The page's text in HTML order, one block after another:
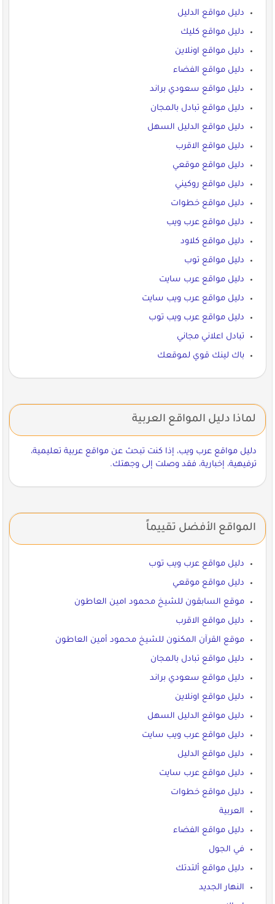
دليل مواقع الدليل
دليل مواقع كليك
دليل مواقع اونلاين
دليل مواقع الفضاء
دليل مواقع سعودي براند
دليل مواقع تبادل بالمجان
دليل مواقع الدليل السهل
دليل مواقع الاقرب
دليل مواقع موقعي
دليل مواقع روكيني
دليل مواقع خطوات
دليل مواقع عرب ويب
دليل مواقع كلاود
دليل مواقع توب
دليل مواقع عرب سايت
دليل مواقع عرب ويب سايت
دليل مواقع عرب ويب توب
تبادل اعلاني مجاني
باك لينك قوي لموقعك
لماذا دليل المواقع العربية
دليل مواقع عرب ويب، إذا كنت تبحث عن مواقع عربية تعليمية،
ترفيهية، إخبارية، فقد وصلت إلى وجهتك.
المواقع الأفضل تقييماً
دليل مواقع عرب ويب توب
دليل مواقع موقعي
موقع السابقون للشيخ محمود امين العاطون
دليل مواقع الاقرب
موقع القرآن المكنون للشيخ محمود أمين العاطون
دليل مواقع تبادل بالمجان
دليل مواقع سعودي براند
دليل مواقع اونلاين
دليل مواقع الدليل السهل
دليل مواقع عرب ويب سايت
دليل مواقع الدليل
دليل مواقع عرب سايت
دليل مواقع خطوات
العربية
دليل مواقع الفضاء
في الجول
دليل مواقع ألتدتك
النهار الجديد